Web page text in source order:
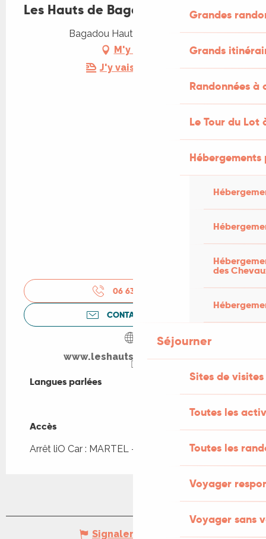
Grandes
Grands
Randonnées
Le Tour du Lot
des
Séjourner
Sites de visites
Toutes les
Toutes les
Voyager
Voyager sans
Les Hauts de Bagadou - La SUITE
Bagadou Haut, 46600 Martel
M'y rendre
J'y vais en train !
06 63 98 33
CONTACTEZ-NOUS
www.leshautsdebagadou.fr
Langues parlées
Langues parlées
Accès
Accès
Arrêt liO Car : MARTEL - Bourg à 3km
Signaler une erreur